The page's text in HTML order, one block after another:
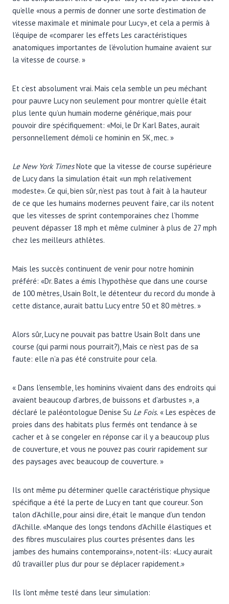
qu’elle «nous a permis de donner une sorte d’estimation de
vitesse maximale et minimale pour Lucy», et cela a permis à
l’équipe de «comparer les effets Les caractéristiques
anatomiques importantes de l’évolution humaine avaient sur
la vitesse de course. »
Et c’est absolument vrai. Mais cela semble un peu méchant
pour pauvre Lucy non seulement pour montrer qu’elle était
plus lente qu’un humain moderne générique, mais pour
pouvoir dire spécifiquement: «Moi, le Dr Karl Bates, aurait
personnellement démoli ce hominin en 5K, mec. »
Le New York TimesNote que la vitesse de course supérieure
de Lucy dans la simulation était «un mph relativement
modeste». Ce qui, bien sûr, n’est pas tout à fait à la hauteur
de ce que les humains modernes peuvent faire, car ils notent
que les vitesses de sprint contemporaines chez l’homme
peuvent dépasser 18 mph et même culminer à plus de 27 mph
chez les meilleurs athlètes.
Mais les succès continuent de venir pour notre hominin
préféré: «Dr. Bates a émis l’hypothèse que dans une course
de 100 mètres, Usain Bolt, le détenteur du record du monde à
cette distance, aurait battu Lucy entre 50 et 80 mètres. »
Alors sûr, Lucy ne pouvait pas battre Usain Bolt dans une
course (qui parmi nous pourrait?), Mais ce n’est pas de sa
faute: elle n’a pas été construite pour cela.
« Dans l’ensemble, les hominins vivaient dans des endroits qui
avaient beaucoup d’arbres, de buissons et d’arbustes », a
déclaré le paléontologue Denise Su Le Fois. « Les espèces de
proies dans des habitats plus fermés ont tendance à se
cacher et à se congeler en réponse car il y a beaucoup plus
de couverture, et vous ne pouvez pas courir rapidement sur
des paysages avec beaucoup de couverture. »
Ils ont même pu déterminer quelle caractéristique physique
spécifique a été la perte de Lucy en tant que coureur. Son
talon d’Achille, pour ainsi dire, était le manque d’un tendon
d’Achille. «Manque des longs tendons d’Achille élastiques et
des fibres musculaires plus courtes présentes dans les
jambes des humains contemporains», notent-ils: «Lucy aurait
dû travailler plus dur pour se déplacer rapidement.»
Ils l’ont même testé dans leur simulation: